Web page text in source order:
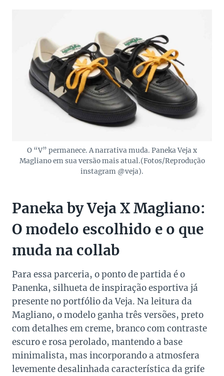
O “V” permanece. A narrativa muda. Paneka Veja x
Magliano em sua versão mais atual.(Fotos/Reprodução
instagram @veja).
Paneka by Veja X Magliano:
O modelo escolhido e o que
muda na collab
Para essa parceria, o ponto de partida é o
Panenka, silhueta de inspiração esportiva já
presente no portfólio da Veja. Na leitura da
Magliano, o modelo ganha três versões, preto
com detalhes em creme, branco com contraste
escuro e rosa perolado, mantendo a base
minimalista, mas incorporando a atmosfera
levemente desalinhada característica da grife